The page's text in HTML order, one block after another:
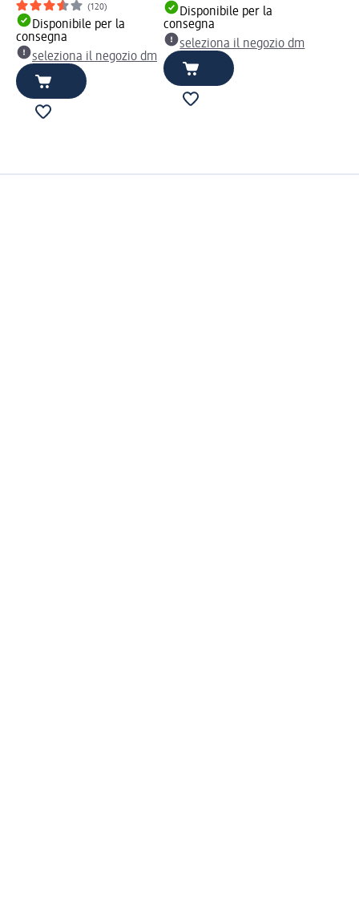
(120)
Disponibile per la
consegna
seleziona il negozio dm
Disponibile per la
consegna
seleziona il negozio dm